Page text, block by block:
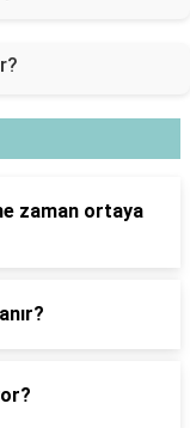
zaman ortaya